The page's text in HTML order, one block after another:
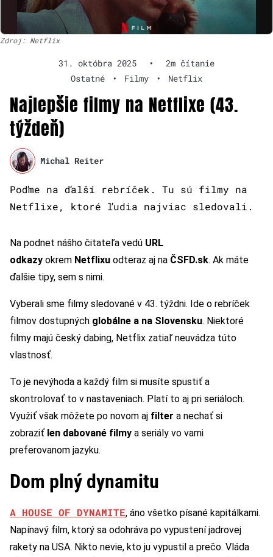
Zdroj: Netflix
31. októbra 2025 •
2m čítanie
Ostatné
• Filmy • Netflix
Najlepšie filmy na Netflixe (43.
týždeň)
Michal Reiter
Poďme na ďalší rebríček. Tu sú filmy na
Netflixe, ktoré ľudia najviac sledovali.
Na podnet nášho čitateľa vedú URL
odkazy okrem Netflixu odteraz aj na ČSFD.sk. Ak máte
ďalšie tipy, sem s nimi.
Vyberali sme filmy sledované v 43. týždni. Ide o rebríček
filmov dostupných globálne a na Slovensku. Niektoré
filmy majú český dabing, Netflix zatiaľ neuvádza túto
vlastnosť.
To je nevýhoda a každý film si musíte spustiť a
skontrolovať to v nastaveniach. Platí to aj pri seriáloch.
Využiť však môžete po novom aj filter a nechať si
zobraziť len dabované filmy a seriály vo vami
preferovanom jazyku.
Dom plný dynamitu
A HOUSE OF DYNAMITE, áno všetko písané kapitálkami.
Napínavý film, ktorý sa odohráva po vypustení jadrovej
rakety na USA. Nikto nevie, kto ju vypustil a prečo. Vláda